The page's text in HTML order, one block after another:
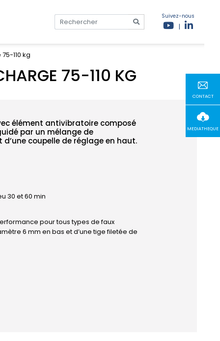
Suivez-nous
|
CONTACT
MEDIATHEQUE
110 kg
75-110 KG
élément antivibratoire composé
par un mélange de
coupelle de réglage en haut.
30 et 60 min
pour tous types de faux
6 mm en bas et d’une tige filetée de